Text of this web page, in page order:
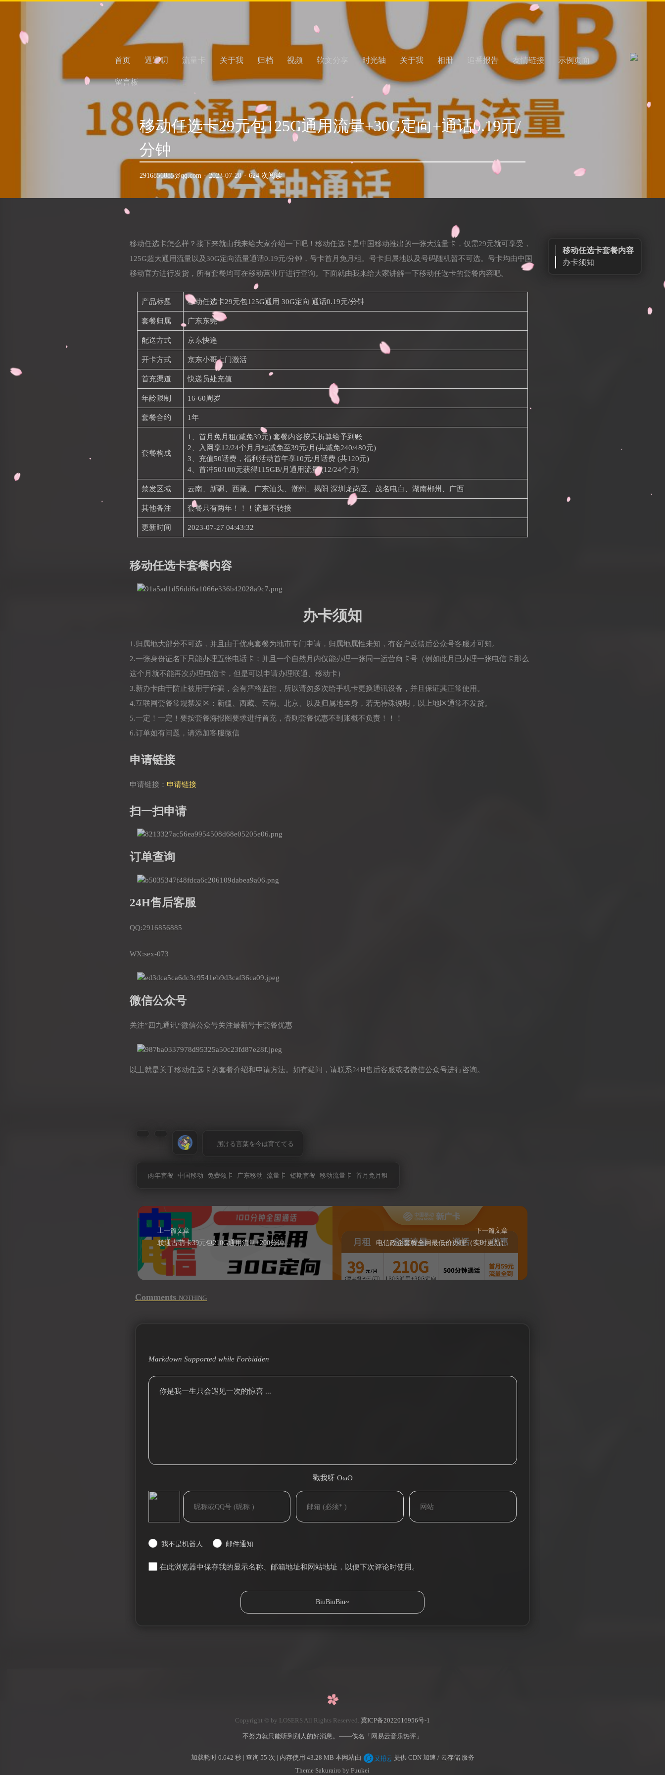
首页 逼逼叨 流量卡 关于我 归档 视频 软文分享 时光轴 关于我 相册 追番报告 友情链接 示例页面
留言板
移动任选卡29元包125G通用流量+30G定向+通话0.19元/
分钟
2916856885@qq.com · 2023-07-28 · 624 次阅读
移动任选卡怎么样？接下来就由我来给大家介绍一下吧！移动任选卡是中国移动推出的一张大流量卡，仅需29元就可享受，
125G超大通用流量以及30G定向流量通话0.19元/分钟，号卡首月免月租。号卡归属地以及号码随机暂不可选。号卡均由中国
移动官方进行发货，所有套餐均可在移动营业厅进行查询。下面就由我来给大家讲解一下移动任选卡的套餐内容吧。
产品标题 移动任选卡29元包125G通用 30G定向 通话0.19元/分钟
套餐归属 广东东莞
配送方式 京东快递
开卡方式 京东小哥上门激活
首充渠道 快递员处充值
年龄限制 16-60周岁
套餐合约 1年
套餐构成
1、首月免月租(减免39元) 套餐内容按天折算给予到账
2、入网享12/24个月月租减免至39元/月(共减免240/480元)
3、充值50话费，福利活动首年享10元/月话费 (共120元)
4、首冲50/100元获得115GB/月通用流量 (12/24个月)
禁发区域 云南、新疆、西藏、广东汕头、潮州、揭阳 深圳龙岗区、茂名电白、湖南郴州、广西
其他备注 套餐只有两年！！！流量不转接
更新时间 2023-07-27 04:43:32
移动任选卡套餐内容
办卡须知
1.归属地大部分不可选，并且由于优惠套餐为地市专门申请，归属地属性未知，有客户反馈后公众号客服才可知。
2.一张身份证名下只能办理五张电话卡；并且一个自然月内仅能办理一张同一运营商卡号（例如此月已办理一张电信卡那么
这个月就不能再次办理电信卡，但是可以申请办理联通、移动卡）
3.新办卡由于防止被用于诈骗，会有严格监控，所以请勿多次给手机卡更换通讯设备，并且保证其正常使用。
4.互联网套餐常规禁发区：新疆、西藏、云南、北京、以及归属地本身，若无特殊说明，以上地区通常不发货。
5.一定！一定！要按套餐海报图要求进行首充，否则套餐优惠不到账概不负责！！！
6.订单如有问题，请添加客服微信
申请链接
申请链接： 申请链接
扫一扫申请
订单查询
24H售后客服
QQ:2916856885
WX:sex-073
微信公众号
关注”四九通讯“微信公众号关注最新号卡套餐优惠
以上就是关于移动任选卡的套餐介绍和申请方法。如有疑问，请联系24H售后客服或者微信公众号进行咨询。
届ける言葉を今は育ててる
两年套餐 中国移动 免费领卡 广东移动 流量卡 短期套餐 移动流量卡 首月免月租
移动任选卡套餐内容
办卡须知
上一篇文章
联通古萌卡39元包210G通用流量+200分钟通话
下一篇文章
电信政企套餐全网最低价办理（实时更新）
Comments NOTHING
Markdown Supported while Forbidden
你是我一生只会遇见一次的惊喜 ...
戳我呀 OωO
我不是机器人 邮件通知
在此浏览器中保存我的显示名称、邮箱地址和网站地址，以便下次评论时使用。
Copyright © by LOSERS All Rights Reserved. 冀ICP备2022016956号-1
不努力就只能听到别人的好消息。——佚名「网易云音乐热评」
加载耗时 0.642 秒 | 查询 55 次 | 内存使用 43.28 MB 本网站由
提供 CDN 加速 / 云存储 服务
Theme Sakurairo by Fuukei